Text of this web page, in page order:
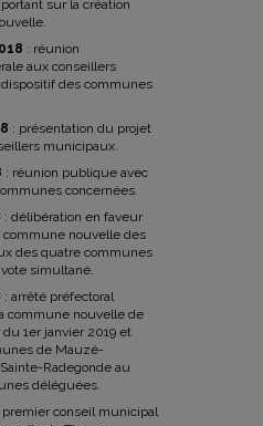
sur la création
: réunion
aux conseillers
des communes
: présentation du projet
municipaux.
: réunion publique avec
concernées.
: délibération en faveur
commune nouvelle des
des quatre communes
simultané.
: arrêté préfectoral
commune nouvelle de
1er janvier 2019 et
de Mauzé-
Radegonde au
déléguées.
premier conseil municipal